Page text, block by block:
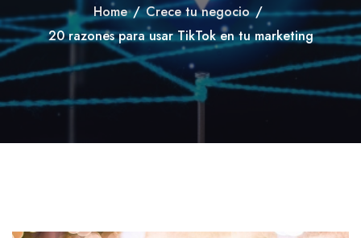
Home / Crece tu negocio /
20 razones para usar TikTok en tu marketing